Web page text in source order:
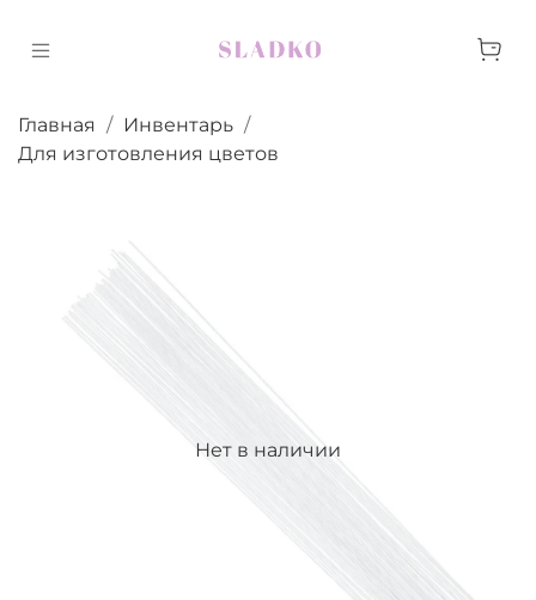
Главная
Инвентарь
Для изготовления цветов
Нет в наличии